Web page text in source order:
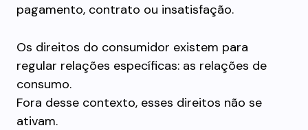
pagamento, contrato ou insatisfação.
Os direitos do consumidor existem para
regular relações específicas: as relações de
consumo.
Fora desse contexto, esses direitos não se
ativam.